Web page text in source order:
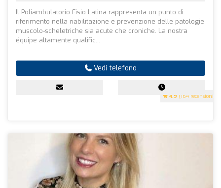
4.9 (164 recensioni)
Il Poliambulatorio Fisio Latina rappresenta un punto di
riferimento nella riabilitazione e prevenzione delle patologie
muscolo-scheletriche sia acute che croniche. La nostra
équipe altamente qualific...
Vedi telefono